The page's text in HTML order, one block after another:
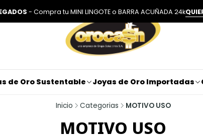
de Oro Sustentable Joyas de Oro Importadas
- Compra tu MINI LINGOTE o BARRA ACUÑADA 24k
Inicio Categorias MOTIVO USO
MOTIVO USO